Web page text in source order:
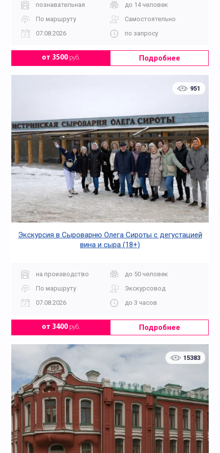
познавательная
до 14 человек
По маршруту
Самостоятельно
07.08.2026
по запросу
от 3500руб. Подробнее
951
Экскурсия в Сыроварню Олега Сироты с дегустацией
вина и сыра (18+)
на производство
до 50 человек
По маршруту
Экскурсовод
07.08.2026
до 3 часов
от 3400руб. Подробнее
15383